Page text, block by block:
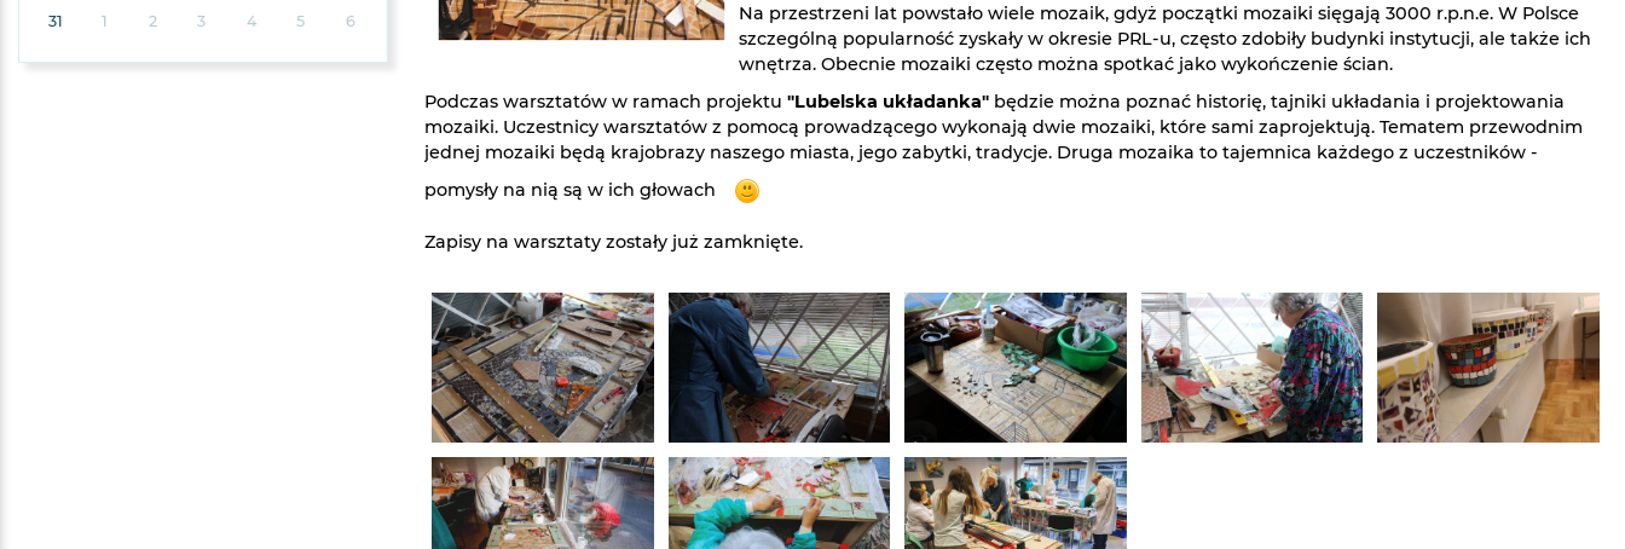
Na przestrzeni lat powstało wiele mozaik, gdyż początki mozaiki sięgają 3000 r.p.n.e. W Polsce
szczególną popularność zyskały w okresie PRL-u, często zdobiły budynki instytucji, ale także ich
wnętrza. Obecnie mozaiki często można spotkać jako wykończenie ścian.
Podczas warsztatów w ramach projektu "Lubelska układanka" będzie można poznać historię, tajniki układania i projektowania
mozaiki. Uczestnicy warsztatów z pomocą prowadzącego wykonają dwie mozaiki, które sami zaprojektują. Tematem przewodnim
jednej mozaiki będą krajobrazy naszego miasta, jego zabytki, tradycje. Druga mozaika to tajemnica każdego z uczestników -
pomysły na nią są w ich głowach
Zapisy na warsztaty zostały już zamknięte.
31 1 2 3 4 5 6